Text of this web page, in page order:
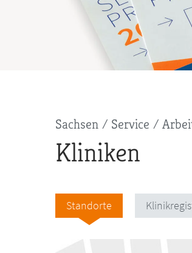
Pfadnavigation
Sachsen Service
Kliniken
Standorte